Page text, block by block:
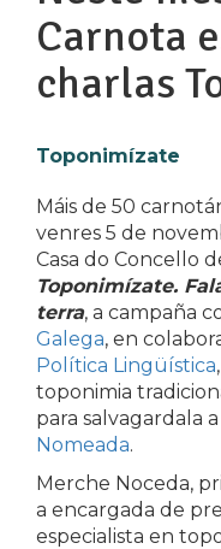
Carnota
charlas
Toponimízate
Máis de 50
venres 5 de
Casa do Concello
Toponimízate.
terra, a campaña
Galega, en
Política Lingüística
toponimia
para salvagardala
Nomeada.
Merche Noceda,
a encargada de
especialista en